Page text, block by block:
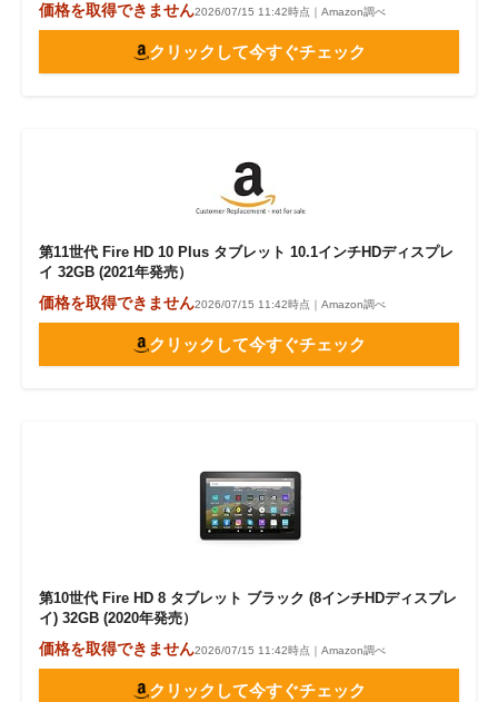
価格を取得できません2026/07/15 11:42時点｜Amazon調べ
クリックして今すぐチェック
第11世代 Fire HD 10 Plus タブレット 10.1インチHDディスプレ
イ 32GB (2021年発売）
価格を取得できません2026/07/15 11:42時点｜Amazon調べ
クリックして今すぐチェック
第10世代 Fire HD 8 タブレット ブラック (8インチHDディスプレ
イ) 32GB (2020年発売）
価格を取得できません2026/07/15 11:42時点｜Amazon調べ
クリックして今すぐチェック